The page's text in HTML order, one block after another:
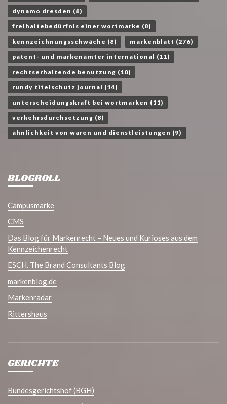
dynamo dresden (8)
freihaltebedürfnis einer wortmarke (8)
kennzeichnungsschwäche (8) markenblatt (276)
patent- und markenämter international (11)
rechtserhaltende benutzung (10)
rundy titelschutz journal (14)
unterscheidungskraft bei wortmarken (11)
verkehrsdurchsetzung (8)
ähnlichkeit von waren und dienstleistungen (9)
BLOGROLL
Campusmarke
CMS
Das Blog für Markenrecht – Neues und Kurioses aus dem
Kennzeichenrecht
ESCH. The Brand Consultants Blog
markenblog.de
Markenradar
Rittershaus
GERICHTE
Bundesgerichtshof (BGH)